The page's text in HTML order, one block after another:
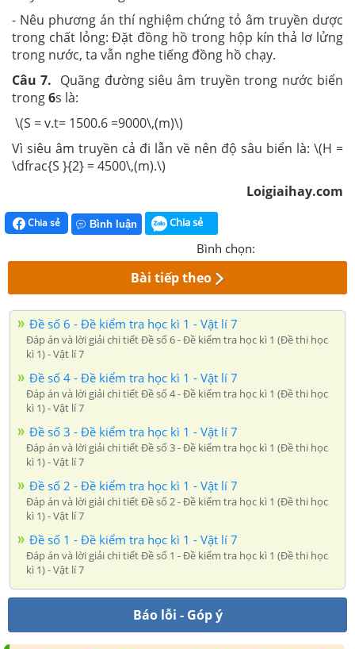
- Nêu phương án thí nghiệm chứng tỏ âm truyền dược
trong chất lỏng: Đặt đồng hồ trong hộp kín thả lơ lửng
trong nước, ta vẫn nghe tiếng đồng hồ chạy.
Câu 7. Quãng đường siêu âm truyền trong nước biển
trong6s là:
\(S = v.t= 1500.6 =9000\,(m)\)
Vì siêu âm truyền cả đi lẫn về nên độ sâu biển là: \(H =
\dfrac{S }{2} = 4500\,(m).\)
Loigiaihay.com
Chia sẻ Bình luận Chia sẻ
Bình chọn:
Bài tiếp theo
Đề số 6 - Đề kiểm tra học kì 1 - Vật lí 7
Đáp án và lời giải chi tiết Đề số 6 - Đề kiểm tra học kì 1 (Đề thi học
kì 1) - Vật lí 7
Đề số 4 - Đề kiểm tra học kì 1 - Vật lí 7
Đáp án và lời giải chi tiết Đề số 4 - Đề kiểm tra học kì 1 (Đề thi học
kì 1) - Vật lí 7
Đề số 3 - Đề kiểm tra học kì 1 - Vật lí 7
Đáp án và lời giải chi tiết Đề số 3 - Đề kiểm tra học kì 1 (Đề thi học
kì 1) - Vật lí 7
Đề số 2 - Đề kiểm tra học kì 1 - Vật lí 7
Đáp án và lời giải chi tiết Đề số 2 - Đề kiểm tra học kì 1 (Đề thi học
kì 1) - Vật lí 7
Đề số 1 - Đề kiểm tra học kì 1 - Vật lí 7
Đáp án và lời giải chi tiết Đề số 1 - Đề kiểm tra học kì 1 (Đề thi học
kì 1) - Vật lí 7
Báo lỗi - Góp ý